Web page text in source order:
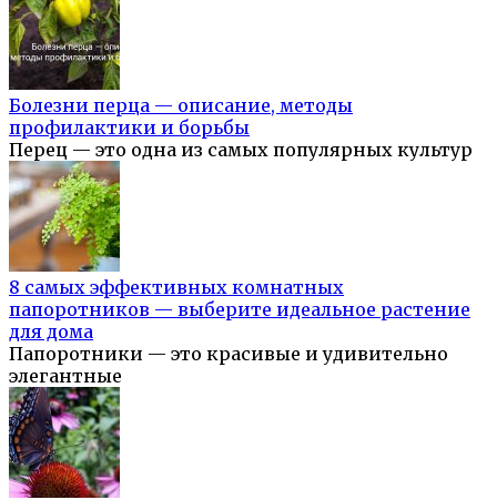
Болезни перца — описание, методы
профилактики и борьбы
Перец — это одна из самых популярных культур
8 самых эффективных комнатных
папоротников — выберите идеальное растение
для дома
Папоротники — это красивые и удивительно
элегантные